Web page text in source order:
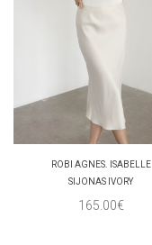
ROBI AGNES. ISABELLE
SIJONAS IVORY
165.00€